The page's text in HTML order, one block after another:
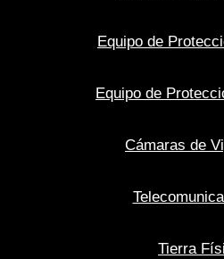
Equipo de
Equipo de
Cámaras de
Tierra